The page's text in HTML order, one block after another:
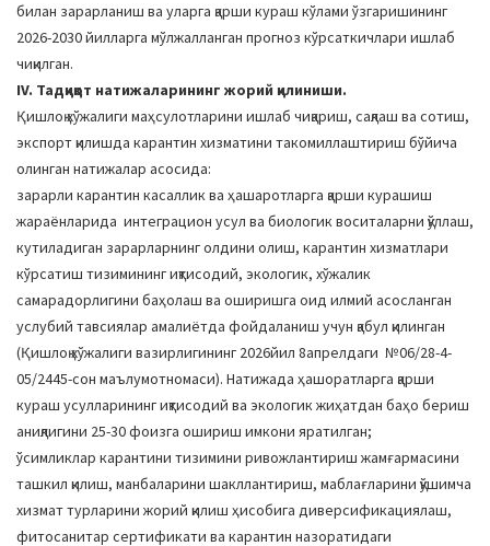
билан зарарланиш ва уларга қарши кураш кўлами ўзгаришининг
2026-2030 йилларга мўлжалланган прогноз кўрсаткичлари ишлаб
чиқилган.
IV. Тадқиқот натижаларининг жорий қилиниши.
Қишлоқ хўжалиги маҳсулотларини ишлаб чиқариш, сақлаш ва сотиш,
экспорт қилишда карантин хизматини такомиллаштириш бўйича
олинган натижалар асосида:
зарарли карантин касаллик ва ҳашаротларга қарши курашиш
жараёнларида интеграцион усул ва биологик воситаларни қўллаш,
кутиладиган зарарларнинг олдини олиш, карантин хизматлари
кўрсатиш тизимининг иқтисодий, экологик, хўжалик
самарадорлигини баҳолаш ва оширишга оид илмий асосланган
услубий тавсиялар амалиётда фойдаланиш учун қабул қилинган
(Қишлоқ хўжалиги вазирлигининг 2026йил 8апрелдаги №06/28-4-
05/2445-сон маълумотномаси). Натижада ҳашоратларга қарши
кураш усулларининг иқтисодий ва экологик жиҳатдан баҳо бериш
аниқлигини 25-30 фоизга ошириш имкони яратилган;
ўсимликлар карантини тизимини ривожлантириш жамғармасини
ташкил қилиш, манбаларини шакллантириш, маблағларини қўшимча
хизмат турларини жорий қилиш ҳисобига диверсификациялаш,
фитосанитар сертификати ва карантин назоратидаги